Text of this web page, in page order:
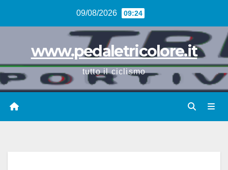
09/08/2026 09:24
www.pedaletricolore.it
tutto il ciclismo